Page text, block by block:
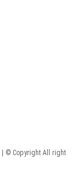
| © Copyright All right